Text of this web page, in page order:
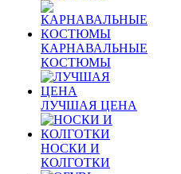
КАРНАВАЛЬНЫЕ
КОСТЮМЫ
ЛУЧШАЯ ЦЕНА
НОСКИ И
КОЛГОТКИ